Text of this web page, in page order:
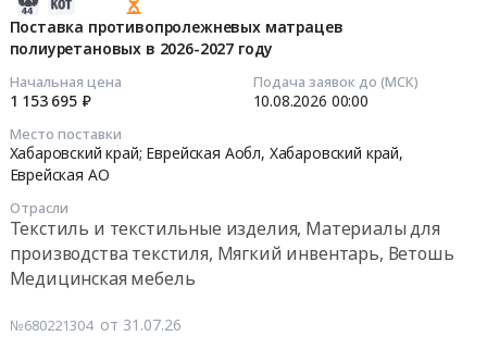
Поставка противопролежневых матрацев
полиуретановых в 2026-2027 году
Начальная цена
1 153 695 ₽
Подача заявок до (МСК)
10.08.2026 00:00
Место поставки
Хабаровский край; Еврейская Аобл, Хабаровский край,
Еврейская АО
Отрасли
Текстиль и текстильные изделия, Материалы для
производства текстиля, Мягкий инвентарь, Ветошь
Медицинская мебель
№680221304 от 31.07.26